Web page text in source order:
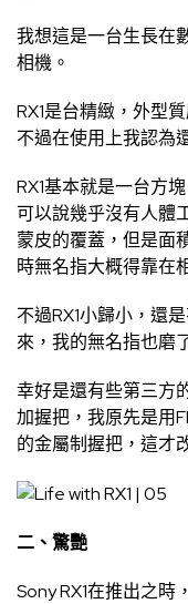
我想這是一台生長在
相機。
RX1是台精緻，外型
不過在使用上我認為
RX1基本就是一台方
可以說幾乎沒有人體
蒙皮的覆蓋，但是面
時無名指大概得靠在
不過RX1小歸小，還
來，我的無名指也磨
幸好是還有些第三方
加握把，我原先是用
的金屬制握把，這才
二、驚艷
Sony RX1在推出之